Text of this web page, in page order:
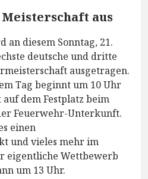
aus
an diesem Sonntag, 21.
deutsche und dritte
ausgetragen.
Tag beginnt um 10 Uhr
dem Festplatz beim
Feuerwehr-Unterkunft.
einen
und vieles mehr im
eigentliche Wettbewerb
um 13 Uhr.